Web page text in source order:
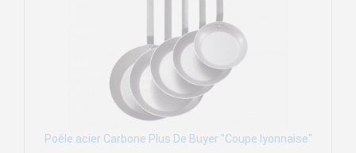
Poêle acier Carbone Plus De Buyer "Coupe lyonnaise"